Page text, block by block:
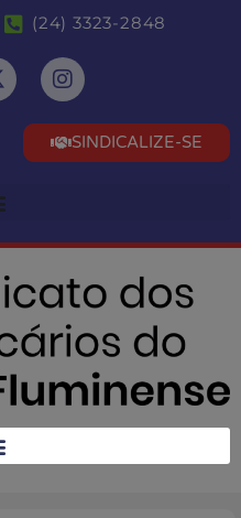
(24) 3323-2848
SINDICALIZE-SE